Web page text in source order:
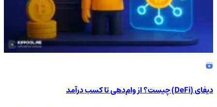
دیفای (DeFi) چیست؟ از وام‌دهی تا کسب درآمد